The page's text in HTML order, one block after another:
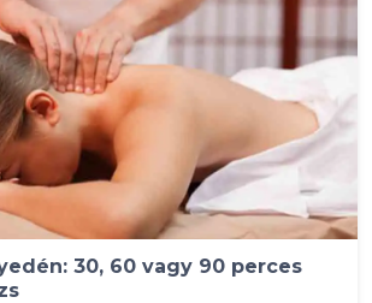
30, 60 vagy 90 perces